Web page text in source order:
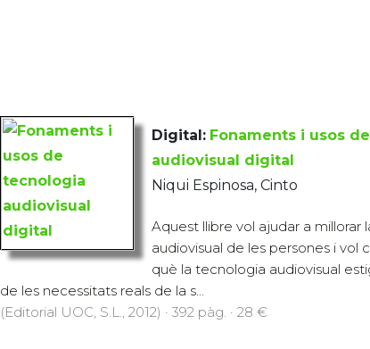
Digital: Fonaments i usos
audiovisual digital
Niqui Espinosa, Cinto
Aquest llibre vol ajudar a millorar
audiovisual de les persones i vol
què la tecnologia audiovisual
de les necessitats reals de la s...
(Editorial UOC, S.L., 2012) · 392 pàg. · 28 €